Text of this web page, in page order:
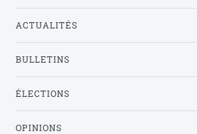
ACTUALITÉS
BULLETINS
ÉLECTIONS
OPINIONS